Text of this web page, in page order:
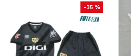
-35 %